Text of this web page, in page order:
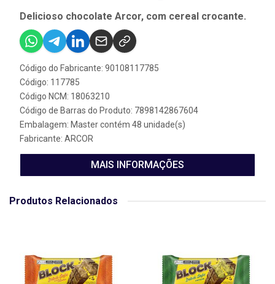
Delicioso chocolate Arcor, com cereal crocante.
Código do Fabricante: 90108117785
Código: 117785
Código NCM: 18063210
Código de Barras do Produto: 7898142867604
Embalagem: Master contém 48 unidade(s)
Fabricante: ARCOR
MAIS INFORMAÇÕES
Produtos Relacionados